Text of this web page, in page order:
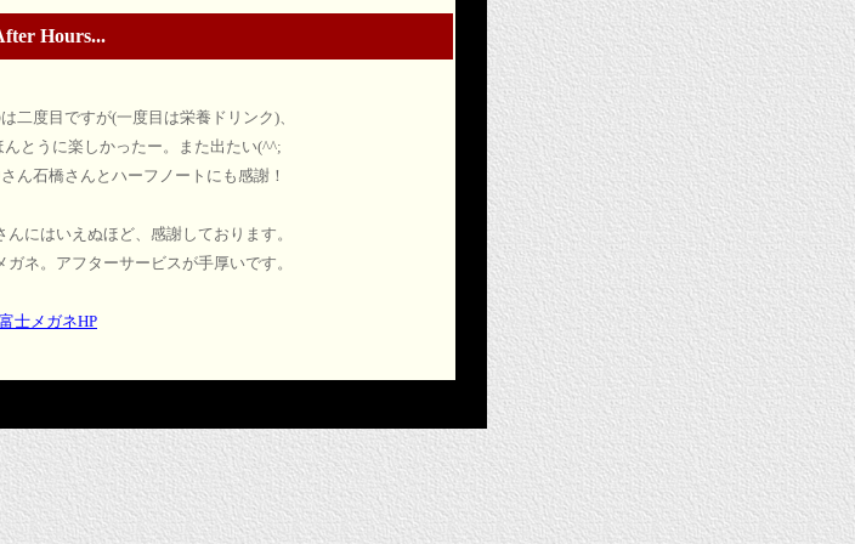
Hours...
二度目ですが(一度目は栄養ドリンク)、
とうに楽しかったー。また出たい(^^;
ん石橋さんとハーフノートにも感謝！
にはいえぬほど、感謝しております。
ネ。アフターサービスが手厚いです。
富士メガネHP